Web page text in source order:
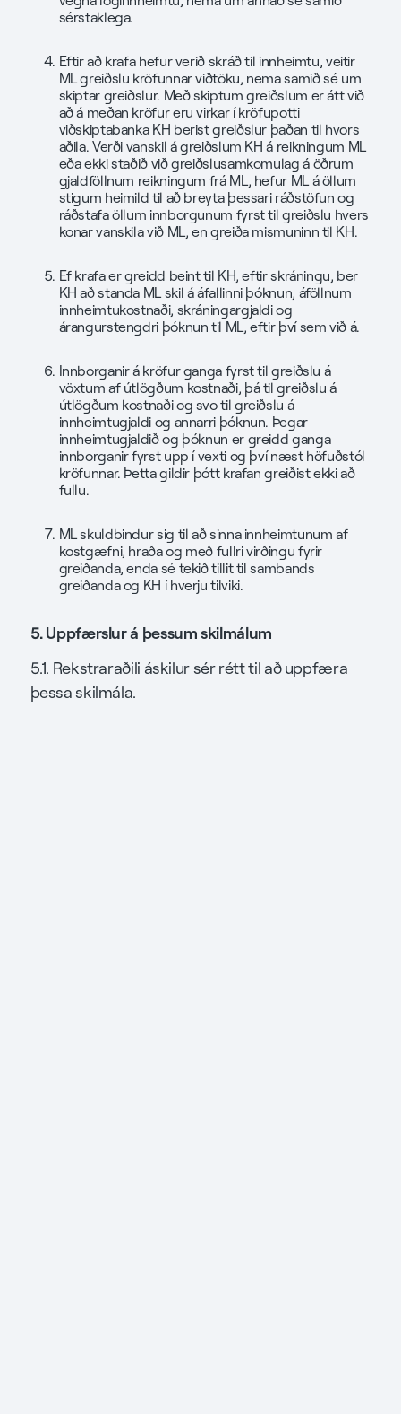
sérstaklega.
Eftir að krafa hefur verið skráð til innheimtu, veitir
ML greiðslu kröfunnar viðtöku, nema samið sé um
skiptar greiðslur. Með skiptum greiðslum er átt við
að á meðan kröfur eru virkar í kröfupotti
viðskiptabanka KH berist greiðslur þaðan til hvors
aðila. Verði vanskil á greiðslum KH á reikningum ML
eða ekki staðið við greiðslusamkomulag á öðrum
gjaldföllnum reikningum frá ML, hefur ML á öllum
stigum heimild til að breyta þessari ráðstöfun og
ráðstafa öllum innborgunum fyrst til greiðslu hvers
konar vanskila við ML, en greiða mismuninn til KH.
Ef krafa er greidd beint til KH, eftir skráningu, ber
KH að standa ML skil á áfallinni þóknun, áföllnum
innheimtukostnaði, skráningargjaldi og
árangurstengdri þóknun til ML, eftir því sem við á.
Innborganir á kröfur ganga fyrst til greiðslu á
vöxtum af útlögðum kostnaði, þá til greiðslu á
útlögðum kostnaði og svo til greiðslu á
innheimtugjaldi og annarri þóknun. Þegar
innheimtugjaldið og þóknun er greidd ganga
innborganir fyrst upp í vexti og því næst höfuðstól
kröfunnar. Þetta gildir þótt krafan greiðist ekki að
fullu.
ML skuldbindur sig til að sinna innheimtunum af
kostgæfni, hraða og með fullri virðingu fyrir
greiðanda, enda sé tekið tillit til sambands
greiðanda og KH í hverju tilviki.
5. Uppfærslur á þessum skilmálum
5.1. Rekstraraðili áskilur sér rétt til að uppfæra
þessa skilmála.